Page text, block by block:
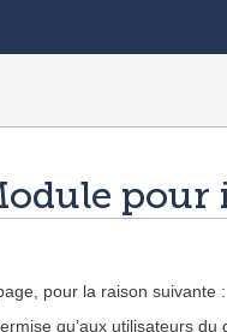
pour la raison suivante :
qu’aux utilisateurs du